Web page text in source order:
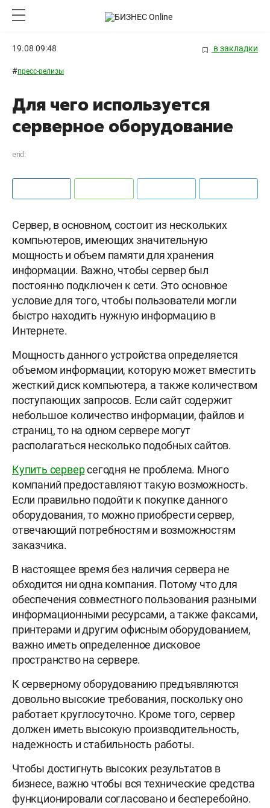
19.08 09:48 в закладки
#пресс-релизы
Для чего используется
серверное оборудование
erid:
Сервер, в основном, состоит из нескольких
компьютеров, имеющих значительную
мощность и объем памяти для хранения
информации. Важно, чтобы сервер был
постоянно подключен к сети. Это основное
условие для того, чтобы пользователи могли
быстро находить нужную информацию в
Интернете.
Мощность данного устройства определяется
объемом информации, которую может вместить
жесткий диск компьютера, а также количеством
поступающих запросов. Если сайт содержит
небольшое количество информации, файлов и
страниц, то на одном сервере могут
располагаться несколько подобных сайтов.
Купить серверсегодня не проблема. Много
компаний предоставляют такую возможность.
Если правильно подойти к покупке данного
оборудования, то можно приобрести сервер,
отвечающий потребностям и возможностям
заказчика.
В настоящее время без наличия сервера не
обходится ни одна компания. Потому что для
обеспечения совместного пользования разными
информационными ресурсами, а также факсами,
принтерами и другим офисным оборудованием,
важно иметь определенное дисковое
пространство на сервере.
К серверному оборудованию предъявляются
довольно высокие требования, поскольку оно
работает круглосуточно. Кроме того, сервер
должен иметь высокую производительность,
надежность и стабильность работы.
Чтобы достигнуть высоких результатов в
бизнесе, важно чтобы вся технические средства
функционировали согласовано и бесперебойно.